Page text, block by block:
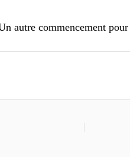
autre commencement